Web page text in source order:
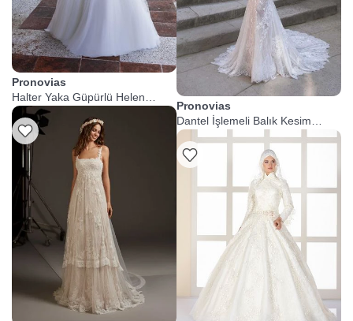
Pronovias
Halter Yaka Güpürlü Helen
Gelinlik
Pronovias
Dantel İşlemeli Balık Kesim
Gelinlik